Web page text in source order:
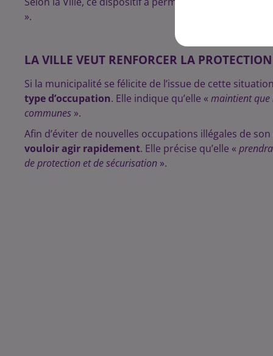
».
LA VILLE VEUT RENFORCER LA
Si la municipalité se félicite de l’issue de cette
type d’occupation. Elle indique qu’elle « maintient que
communes ».
Afin d’éviter de nouvelles occupations illégales de
vouloir agir rapidement. Elle précise qu’elle «
de protection et de sécurisation ».